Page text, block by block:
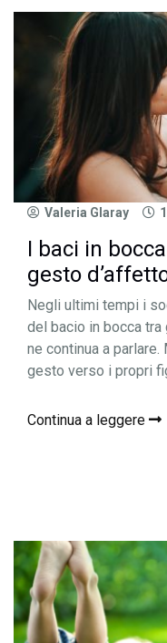
Valeria Glaray
I baci in
gesto
Negli ultimi tempi i
del bacio in bocca
ne continua a
gesto verso i propri
Continua a leggere